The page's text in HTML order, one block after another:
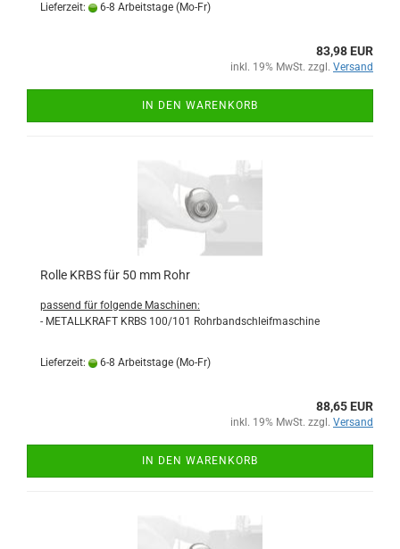
Lieferzeit: 6-8 Arbeitstage (Mo-Fr)
83,98 EUR
inkl. 19% MwSt. zzgl. Versand
IN DEN WARENKORB
Rolle KRBS für 50 mm Rohr
passend für folgende Maschinen:
- METALLKRAFT KRBS 100/101 Rohrbandschleifmaschine
Lieferzeit: 6-8 Arbeitstage (Mo-Fr)
88,65 EUR
inkl. 19% MwSt. zzgl. Versand
IN DEN WARENKORB